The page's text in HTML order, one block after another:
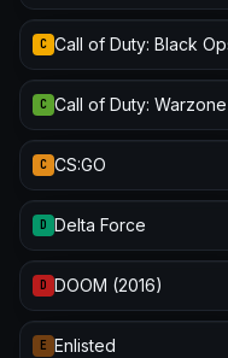
C Call of Duty: Black
C Call of Duty: Warzone
C CS:GO
D Delta Force
D DOOM (2016)
E Enlisted